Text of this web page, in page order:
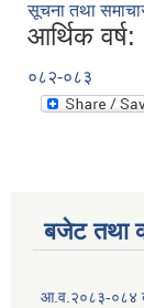
सूचना तथा
आर्थिक वर्ष:
०८२-०८३
बजेट तथा
आ.व.२०८३-०८४